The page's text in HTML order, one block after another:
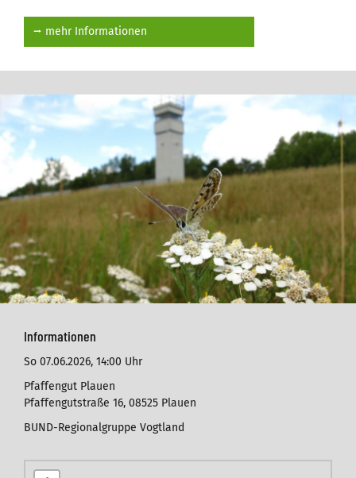
Informationen
So 07.06.2026, 14:00 Uhr
Pfaffengut Plauen
Pfaffengutstraße 16, 08525 Plauen
BUND-Regionalgruppe Vogtland
⭢ mehr Informationen